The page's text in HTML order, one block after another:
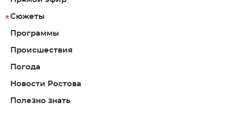
Сюжеты
Программы
Происшествия
Погода
Новости Ростова
Полезно знать